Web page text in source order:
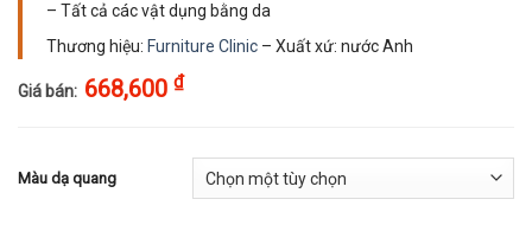
– Tất cả các vật dụng bằng da
Thương hiệu: Furniture Clinic – Xuất xứ: nước Anh
Giá bán: 668,600 ₫
Màu dạ quang